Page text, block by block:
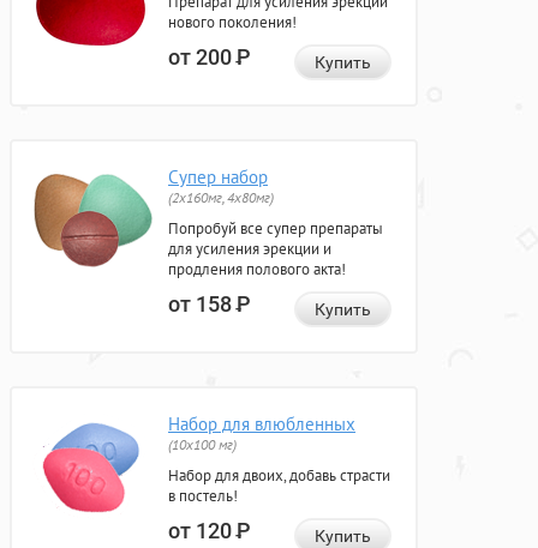
нового поколения!
от 200Р Купить
Супер набор
(2х160мг, 4х80мг)
Попробуй все супер препараты
для усиления эрекции и
продления полового акта!
от 158Р Купить
Набор для влюбленных
(10х100 мг)
Набор для двоих, добавь страсти
в постель!
от 120Р Купить